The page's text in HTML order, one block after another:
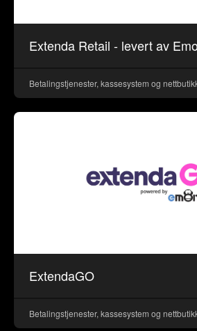
Extenda Retail - levert av
Betalingstjenester, kassesystem og
ExtendaGO
Betalingstjenester, kassesystem og